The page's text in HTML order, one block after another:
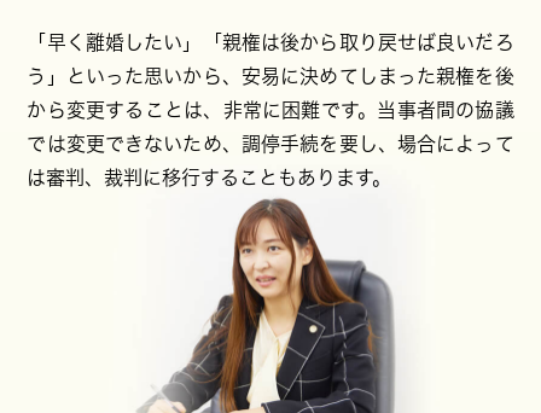
「早く離婚したい」「親権は後から取り戻せば良いだろ
う」といった思いから、安易に決めてしまった親権を後
から変更することは、非常に困難です。当事者間の協議
では変更できないため、調停手続を要し、場合によって
は審判、裁判に移行することもあります。